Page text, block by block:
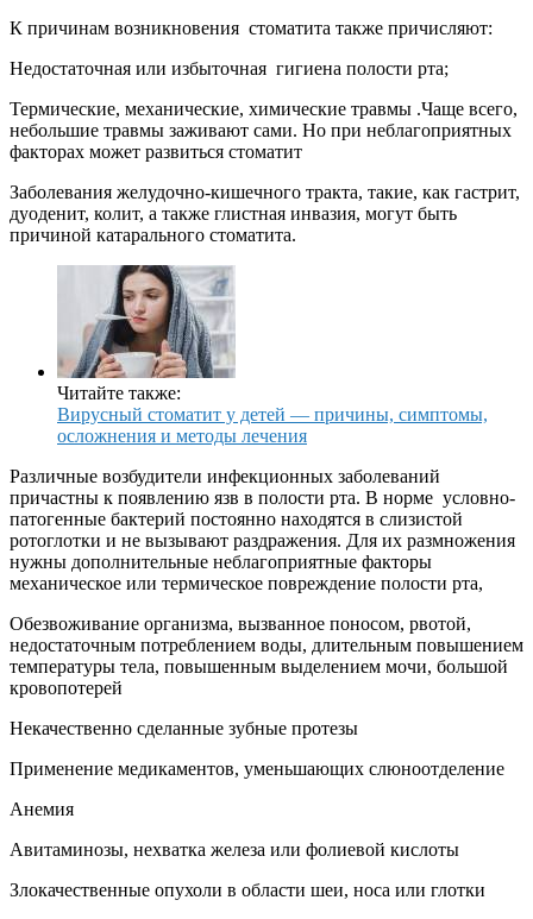
К причинам возникновения стоматита также причисляют:
Недостаточная или избыточная гигиена полости рта;
Термические, механические, химические травмы .Чаще всего,
небольшие травмы заживают сами. Но при неблагоприятных
факторах может развиться стоматит
Заболевания желудочно-кишечного тракта, такие, как гастрит,
дуоденит, колит, а также глистная инвазия, могут быть
причиной катарального стоматита.
Читайте также:
Вирусный стоматит у детей — причины, симптомы,
осложнения и методы лечения
Различные возбудители инфекционных заболеваний
причастны к появлению язв в полости рта. В норме условно-
патогенные бактерий постоянно находятся в слизистой
ротоглотки и не вызывают раздражения. Для их размножения
нужны дополнительные неблагоприятные факторы
механическое или термическое повреждение полости рта,
Обезвоживание организма, вызванное поносом, рвотой,
недостаточным потреблением воды, длительным повышением
температуры тела, повышенным выделением мочи, большой
кровопотерей
Некачественно сделанные зубные протезы
Применение медикаментов, уменьшающих слюноотделение
Анемия
Авитаминозы, нехватка железа или фолиевой кислоты
Злокачественные опухоли в области шеи, носа или глотки